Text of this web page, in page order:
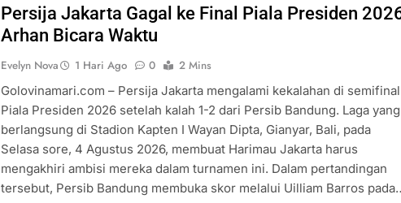
Persija Jakarta Gagal ke Final Piala Presiden
Arhan Bicara Waktu
Evelyn Nova 1 Hari Ago 0
2 Mins
Golovinamari.com – Persija Jakarta mengalami kekalahan di semifinal
Piala Presiden 2026 setelah kalah 1-2 dari Persib Bandung. Laga yang
berlangsung di Stadion Kapten I Wayan Dipta, Gianyar, Bali, pada
Selasa sore, 4 Agustus 2026, membuat Harimau Jakarta harus
mengakhiri ambisi mereka dalam turnamen ini. Dalam pertandingan
tersebut, Persib Bandung membuka skor melalui Uilliam Barros